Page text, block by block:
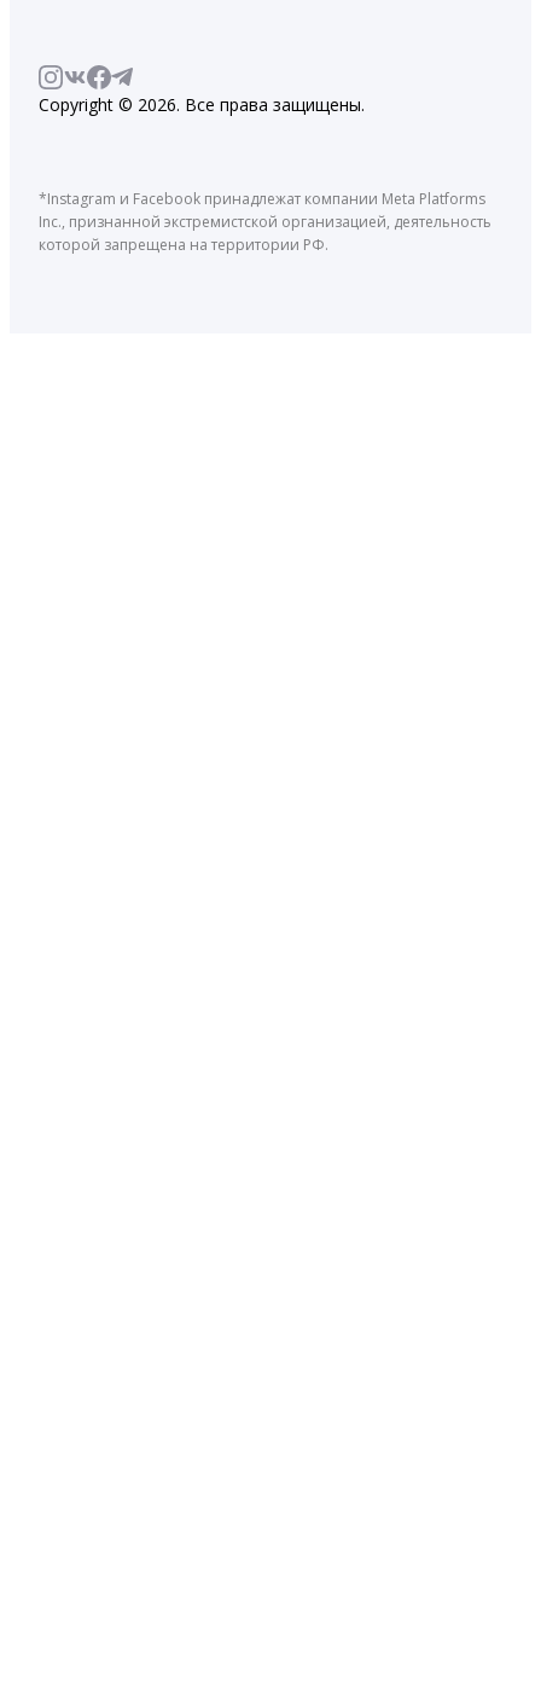
Copyright © 2026. Все права защищены.
*Instagram и Facebook принадлежат компании Meta Platforms
Inc., признанной экстремистской организацией, деятельность
которой запрещена на территории РФ.